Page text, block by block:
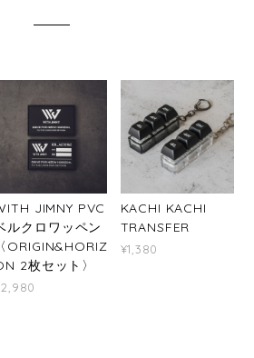
JIMNY PVC
ルクロワッペン
〈ORIGIN&HORIZ
2枚セット〉
KACHI KACHI
TRANSFER
¥1,380